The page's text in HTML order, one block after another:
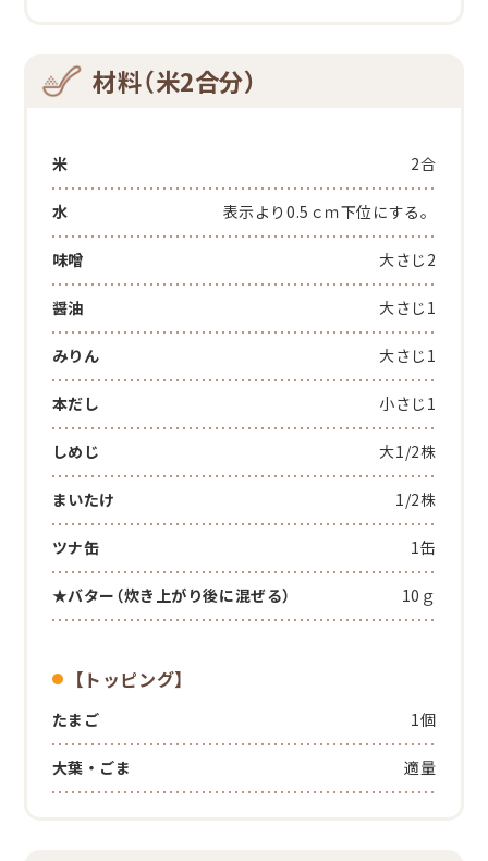
材料（米2合分）
米 2合
水 表示より0.5ｃｍ下位にする。
味噌 大さじ2
醤油 大さじ1
みりん 大さじ1
本だし 小さじ1
しめじ 大1/2株
まいたけ 1/2株
ツナ缶 1缶
★バター（炊き上がり後に混ぜる） 10ｇ
【トッピング】
たまご 1個
大葉・ごま 適量